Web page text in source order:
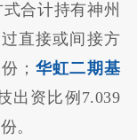
合计持有神州
直接或间接方
； 华虹二期基
出资比例7.039
。